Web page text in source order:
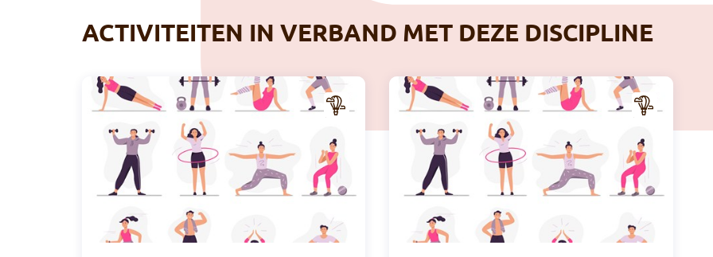
ACTIVITEITEN IN VERBAND MET DEZE DISCIPLINE
ITEI
T
ITEI
T